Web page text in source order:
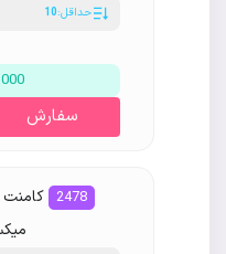
حداقل:10
سفارش
2478 کامنت